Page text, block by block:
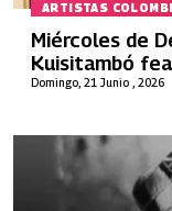
ARTISTAS
Domingo, 21 Junio , 2026
Miércoles de
Kuisitambó